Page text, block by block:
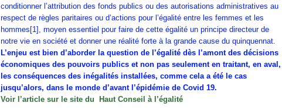
conditionner l’attribution des fonds publics ou des autorisations administratives au
respect de règles paritaires ou d’actions pour l’égalité entre les femmes et les
hommes[1], moyen essentiel pour faire de cette égalité un principe directeur de
notre vie en société et donner une réalité forte à la grande cause du quinquennat.
L’enjeu est bien d’aborder la question de l’égalité dès l’amont des décisions
économiques des pouvoirs publics et non pas seulement en traitant, en aval,
les conséquences des inégalités installées, comme cela a été le cas
jusqu’alors, dans le monde d’avant l’épidémie de Covid 19.
Voir l’article sur le site du Haut Conseil à l’égalité